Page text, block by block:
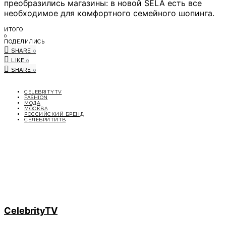
преобразились магазины: в новой SELA есть все
необходимое для комфортного семейного шопинга.
ИТОГО
0
ПОДЕЛИЛИСЬ
SHARE 0
LIKE 0
SHARE 0
CELEBRITYTV
FASHION
МОДА
МОСКВА
РОССИЙСКИЙ БРЕНД
СЕЛЕБРИТИТВ
CelebrityTV